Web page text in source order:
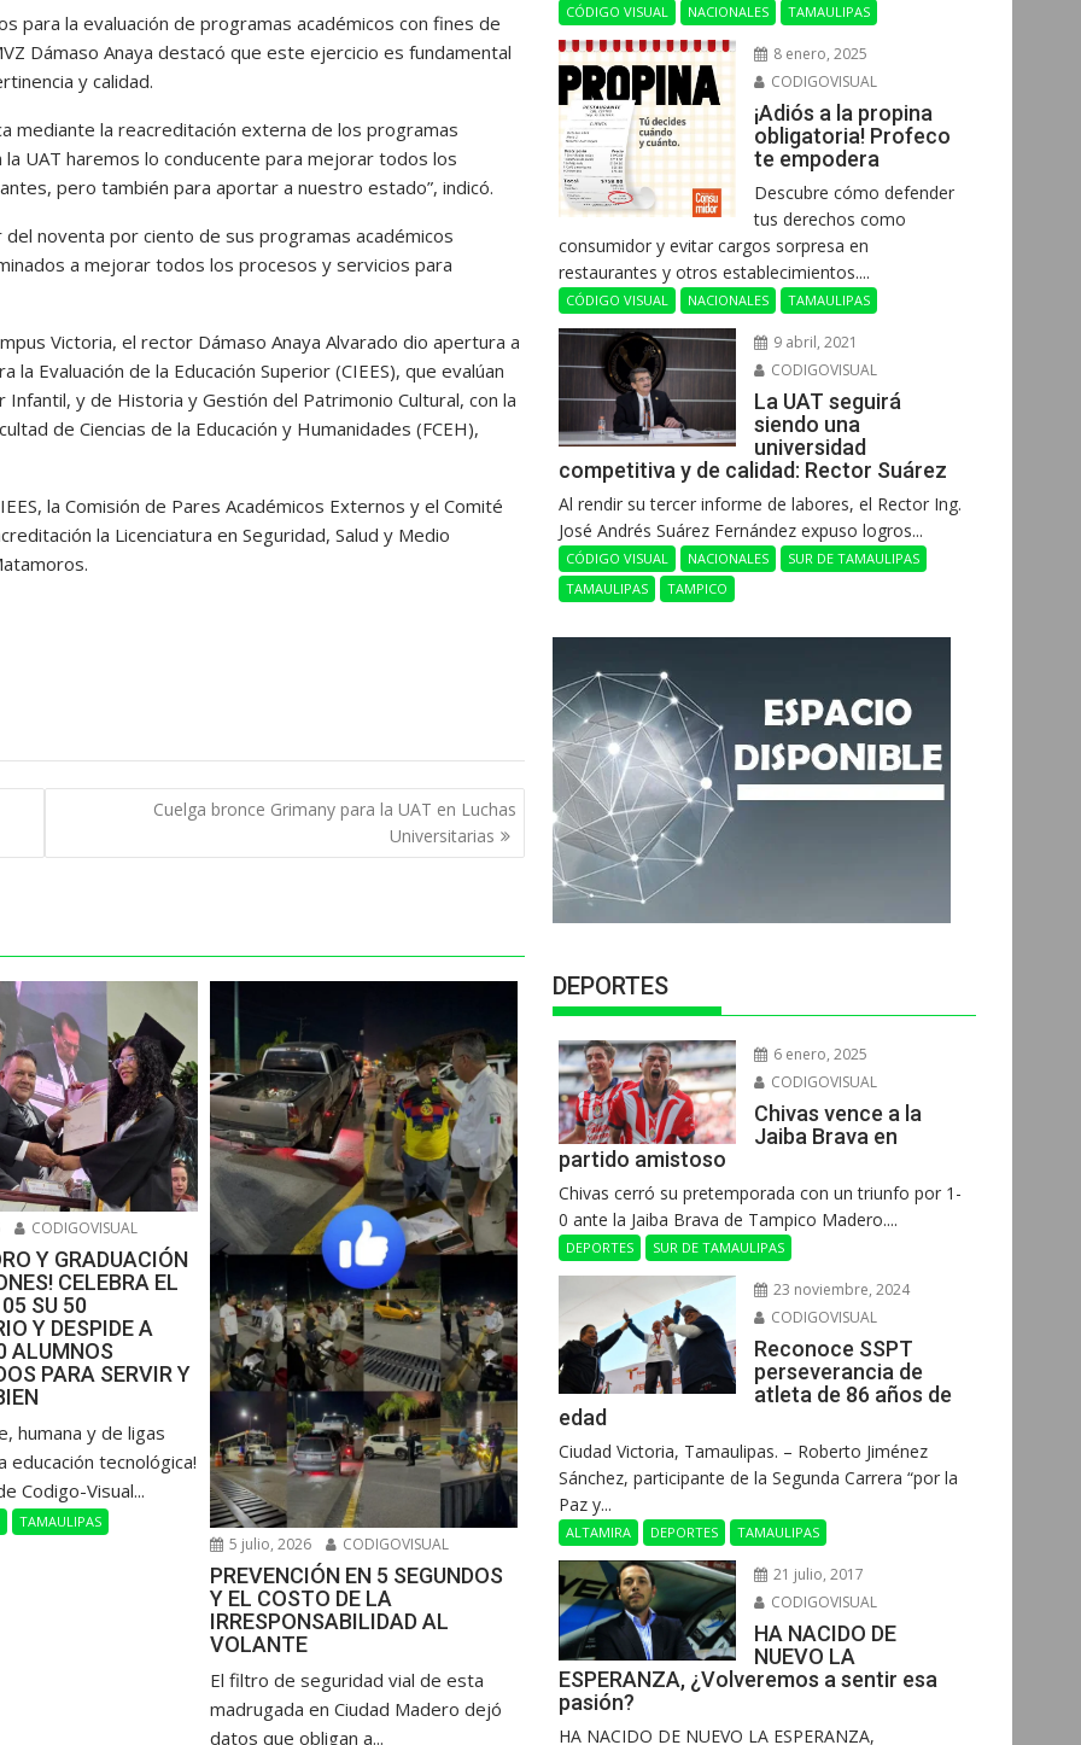
para la evaluación de programas académicos con fines de
Dámaso Anaya destacó que este ejercicio es fundamental
y calidad.
mediante la reacreditación externa de los programas
UAT haremos lo conducente para mejorar todos los
pero también para aportar a nuestro estado”, indicó.
noventa por ciento de sus programas académicos
a mejorar todos los procesos y servicios para
Victoria, el rector Dámaso Anaya Alvarado dio apertura a
Evaluación de la Educación Superior (CIEES), que evalúan
y de Historia y Gestión del Patrimonio Cultural, con la
de Ciencias de la Educación y Humanidades (FCEH),
la Comisión de Pares Académicos Externos y el Comité
la Licenciatura en Seguridad, Salud y Medio
Cuelga bronce Grimany para la UAT en Luchas
Universitarias
CODIGOVISUAL
Y GRADUACIÓN
CELEBRA EL
SU 50
Y DESPIDE A
ALUMNOS
PARA SERVIR Y
humana y de ligas
educación tecnológica!
Codigo-Visual...
TAMAULIPAS
5 julio, 2026 CODIGOVISUAL
PREVENCIÓN EN 5 SEGUNDOS
Y EL COSTO DE LA
IRRESPONSABILIDAD AL
VOLANTE
​El filtro de seguridad vial de esta
madrugada en Ciudad Madero dejó
datos que obligan a...
CÓDIGO VISUAL NACIONALES TAMAULIPAS
8 enero, 2025
CODIGOVISUAL
¡Adiós a la propina
obligatoria! Profeco
te empodera
Descubre cómo defender
tus derechos como
consumidor y evitar cargos sorpresa en
restaurantes y otros establecimientos....
CÓDIGO VISUAL NACIONALES TAMAULIPAS
9 abril, 2021
CODIGOVISUAL
La UAT seguirá
siendo una
universidad
competitiva y de calidad: Rector Suárez
Al rendir su tercer informe de labores, el Rector Ing.
José Andrés Suárez Fernández expuso logros...
CÓDIGO VISUAL NACIONALES
SUR DE TAMAULIPAS
TAMAULIPAS
TAMPICO
DEPORTES
6 enero, 2025
CODIGOVISUAL
Chivas vence a la
Jaiba Brava en
partido amistoso
Chivas cerró su pretemporada con un triunfo por 1-
0 ante la Jaiba Brava de Tampico Madero....
DEPORTES SUR DE TAMAULIPAS
23 noviembre, 2024
CODIGOVISUAL
Reconoce SSPT
perseverancia de
atleta de 86 años de
edad
Ciudad Victoria, Tamaulipas. – Roberto Jiménez
Sánchez, participante de la Segunda Carrera “por la
Paz y...
ALTAMIRA DEPORTES TAMAULIPAS
21 julio, 2017
CODIGOVISUAL
HA NACIDO DE
NUEVO LA
ESPERANZA, ¿Volveremos a sentir esa
pasión?
HA NACIDO DE NUEVO LA ESPERANZA,